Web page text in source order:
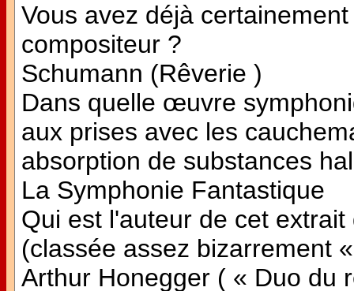
Vous avez déjà
compositeur ?
Schumann (Rêverie )
Dans quelle œuvre
aux prises avec les
absorption de substances
La Symphonie Fantastique
Qui est l'auteur de cet
(classée assez bizarrement
Arthur Honegger ( « Duo du